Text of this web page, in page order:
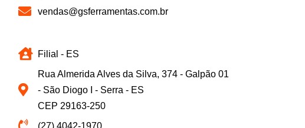
vendas@gsferramentas.com.br
Filial - ES
Rua Almerida Alves da Silva, 374 - Galpão 01
- São Diogo I - Serra - ES
CEP 29163-250
(27) 4042-1970